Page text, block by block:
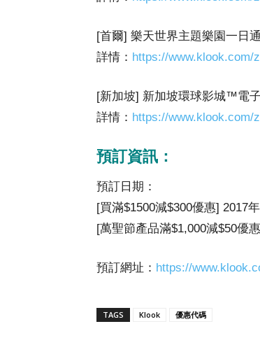
[首爾] 樂天世界主題樂園一日
詳情： https://www.klook.com/
[新加坡] 新加坡環球影城™電
詳情： https://www.klook.com/
預訂資訊：
預訂日期：
[買滿$1500減$300優惠] 2017
[萬聖節產品滿$1,000減$50優
預訂網址： https://
TAGS Klook 優惠代碼